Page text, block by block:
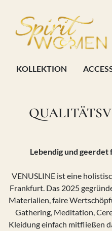
KOLLEKTION
Lebendig und
VENUSLINE ist eine
Frankfurt. Das 2025
Materialien, faire
Gathering, Meditation,
Kleidung einfach mitfließen